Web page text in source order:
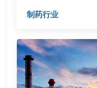
制药行业